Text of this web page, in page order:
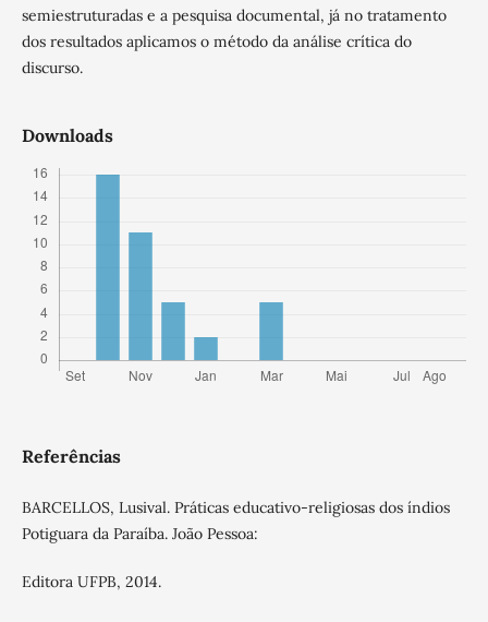
semiestruturadas e a pesquisa documental, já no tratamento
dos resultados aplicamos o método da análise crítica do
discurso.
Downloads
Referências
BARCELLOS, Lusival. Práticas educativo-religiosas dos índios
Potiguara da Paraíba. João Pessoa:
Editora UFPB, 2014.